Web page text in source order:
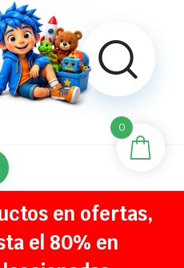
en ofertas,
el 80% en
0